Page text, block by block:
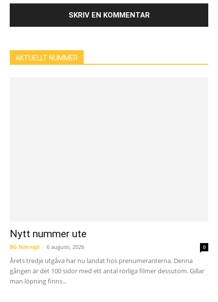
AKTUELLT NUMMER
Nytt nummer ute
BG Nilensjö - 6 augusti, 2026 0
Årets tredje utgåva har nu landat hos prenumeranterna. Denna
gången är det 100 sidor med ett antal rörliga filmer dessutom. Gillar
man löpning finns...